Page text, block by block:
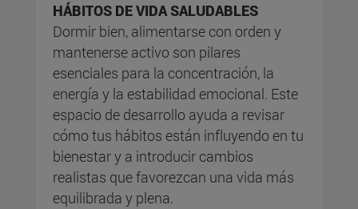
HÁBITOS DE VIDA SALUDABLES
Dormir bien, alimentarse con orden y
mantenerse activo son pilares
esenciales para la concentración, la
energía y la estabilidad emocional. Este
espacio de desarrollo ayuda a revisar
cómo tus hábitos están influyendo en tu
bienestar y a introducir cambios
realistas que favorezcan una vida más
equilibrada y plena.